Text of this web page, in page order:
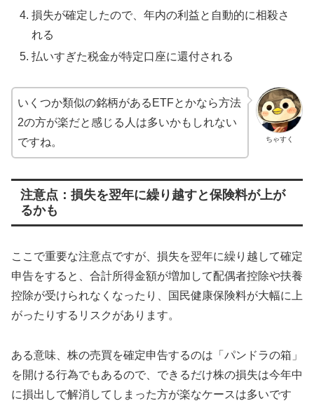
損失が確定したので、年内の利益と自動的に相殺さ
れる
払いすぎた税金が特定口座に還付される
ちゃすく
いくつか類似の銘柄があるETFとかなら方法
2の方が楽だと感じる人は多いかもしれない
ですね。
注意点：損失を翌年に繰り越すと保険料が上が
るかも
ここで重要な注意点ですが、損失を翌年に繰り越して確定
申告をすると、合計所得金額が増加して配偶者控除や扶養
控除が受けられなくなったり、国民健康保険料が大幅に上
がったりするリスクがあります。
ある意味、株の売買を確定申告するのは「パンドラの箱」
を開ける行為でもあるので、できるだけ株の損失は今年中
に損出しで解消してしまった方が楽なケースは多いです